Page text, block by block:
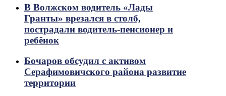
В Волжском водитель «Лады
Гранты» врезался в столб,
пострадали водитель-пенсионер и
ребёнок
Бочаров обсудил с активом
Серафимовичского района развитие
территории